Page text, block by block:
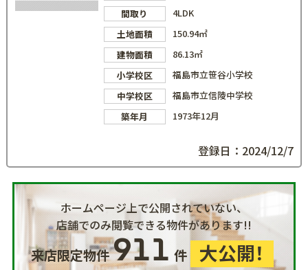
間取り
4LDK
土地面積
150.94㎡
建物面積
86.13㎡
小学校区
福島市立笹谷小学校
中学校区
福島市立信陵中学校
築年月
1973年12月
登録日：2024/12/7
ホームページ上で公開されていない、
店舗でのみ閲覧できる物件があります!!
来店限定物件911 件 大公開！